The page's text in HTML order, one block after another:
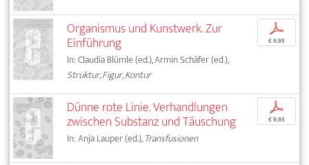
Organismus und Kunstwerk. Zur
Einführung
In: Claudia Blümle (ed.), Armin Schäfer (ed.),
Struktur, Figur, Kontur
p
€ 9,95
Dünne rote Linie. Verhandlungen
zwischen Substanz und Täuschung
In: Anja Lauper (ed.),Transfusionen
p
€ 9,95